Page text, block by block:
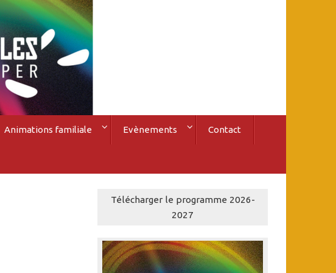
Animations familiale Evènements Contact
Télécharger le programme 2026-
2027